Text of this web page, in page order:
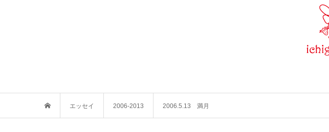
エッセイ 2006-2013 2006.5.13 満月